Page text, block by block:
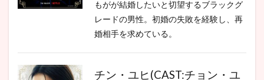
もがが結婚したいと切望するブラックグ
レードの男性。初婚の失敗を経験し、再
婚相手を求めている。
チン・ユヒ(CAST:チョン・ユ